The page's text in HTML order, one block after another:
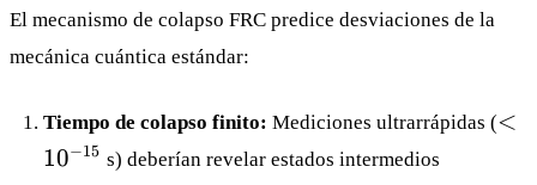
El mecanismo de colapso FRC predice desviaciones de la
mecánica cuántica estándar:
Tiempo de colapso finito: Mediciones ultrarrápidas (<
<
10−15 s) deberían revelar estados intermedios